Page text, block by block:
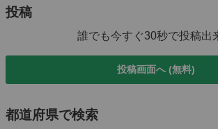
投稿
誰でも今すぐ30秒で投稿出
投稿画面へ (無料)
都道府県で検索